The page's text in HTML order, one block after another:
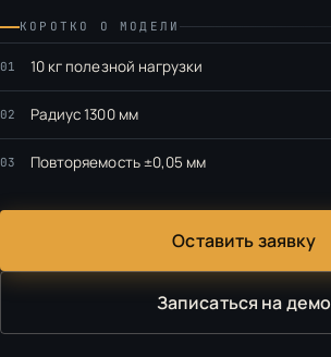
КОРОТКО О МОДЕЛИ
01 10 кг полезной нагрузки
02 Радиус 1300 мм
03 Повторяемость ±0,05 мм
Оставить заявку
Записаться на демо